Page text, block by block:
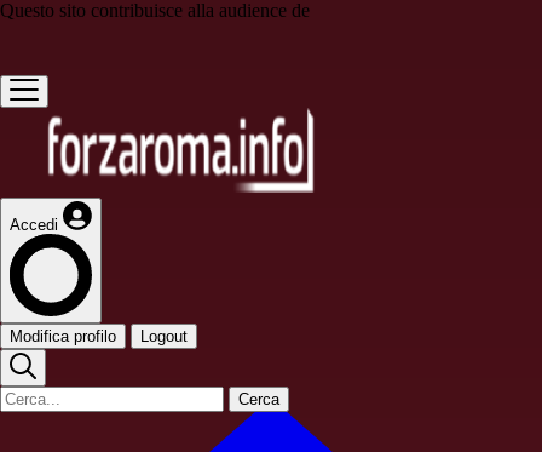
Questo sito contribuisce alla audience de
Accedi
Modifica profilo Logout
Cerca